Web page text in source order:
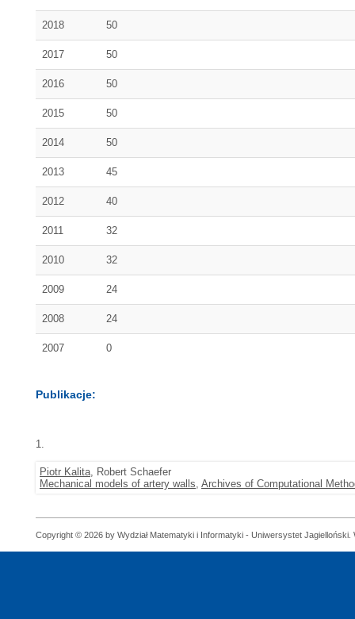
2018 50
2017 50
2016 50
2015 50
2014 50
2013 45
2012 40
2011 32
2010 32
2009 24
2008 24
2007 0
Publikacje:
1.
Piotr Kalita, Robert Schaefer
Mechanical models of artery walls, Archives of Computational
Copyright © 2026 by Wydział Matematyki i Informatyki - Uniwersystet